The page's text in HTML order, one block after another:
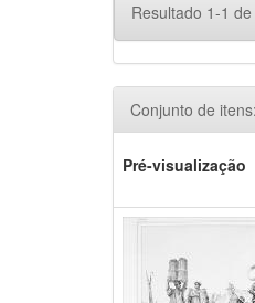
Resultado 1-1 de
Conjunto de itens:
Pré-visualização